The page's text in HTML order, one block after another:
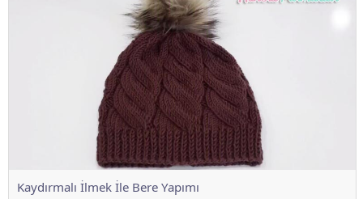
Kaydırmalı İlmek İle Bere Yapımı